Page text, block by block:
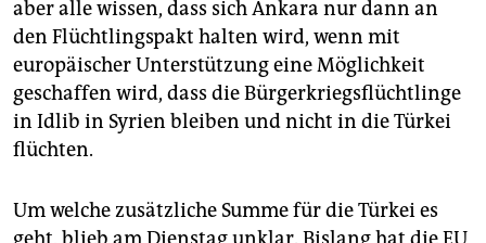
aber alle wissen, dass sich Ankara nur dann an
den Flüchtlingspakt halten wird, wenn mit
europäischer Unterstützung eine Möglichkeit
geschaffen wird, dass die Bürgerkriegsflüchtlinge
in Idlib in Syrien bleiben und nicht in die Türkei
flüchten.
Um welche zusätzliche Summe für die Türkei es